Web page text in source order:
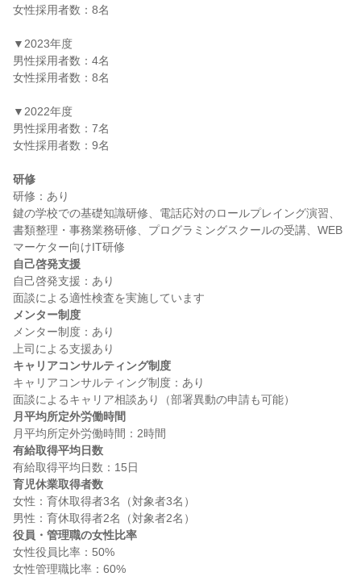
女性採用者数：8名
▼2023年度
男性採用者数：4名
女性採用者数：8名
▼2022年度
男性採用者数：7名
女性採用者数：9名
研修
研修：あり
鍵の学校での基礎知識研修、電話応対のロールプレイング演習、
書類整理・事務業務研修、プログラミングスクールの受講、WEB
自己啓発支援
自己啓発支援：あり
メンター制度
メンター制度：あり
キャリアコンサルティング制度
キャリアコンサルティング制度：あり
月平均所定外労働時間
有給取得平均日数
育児休業取得者数
女性：育休取得者3名（対象者3名）
役員・管理職の女性比率
女性役員比率：50%